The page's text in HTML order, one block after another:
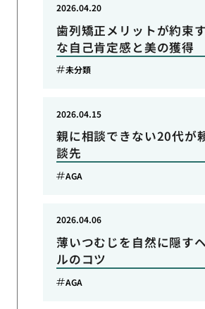
歯列矯正メリットが約束
な自己肯定感と美の獲得
2026.04.20
未分類
親に相談できない20代が
談先
2026.04.15
AGA
薄いつむじを自然に隠す
ルのコツ
2026.04.06
AGA